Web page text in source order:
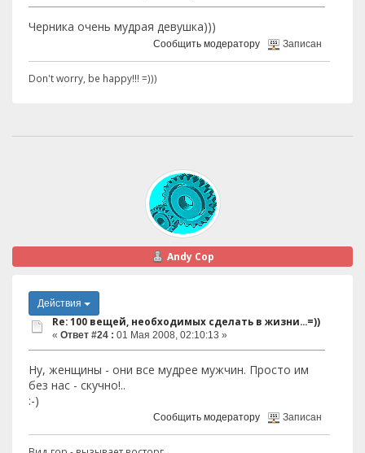
Черника очень мудрая девушка)))
Сообщить модератору Записан
Don't worry, be happy!!! =)))
Andy Cop
Действия
Re: 100 вещей, необходимых сделать в жизни...=))
« Ответ #24 : 01 Мая 2008, 02:10:13 »
Ну, женщины - они все мудрее мужчин. Просто им
без нас - скучно!..
:-)
Сообщить модератору Записан